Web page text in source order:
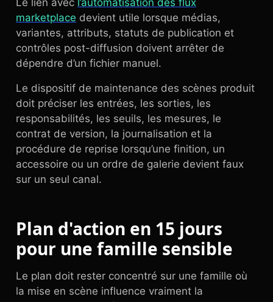
Le lien avec l’automatisation des flux
marketplace devient utile lorsque médias,
variantes, attributs, statuts de publication et
contrôles post-diffusion doivent arrêter de
dépendre d’un fichier manuel.
Le dispositif de maintenance des scènes produit
doit préciser les entrées, les sorties, les
responsabilités, les seuils, les mesures, le
contrat de version, la journalisation et la
procédure de reprise lorsqu’une finition, un
accessoire ou un ordre de galerie devient faux
sur un seul canal.
Plan d'action en 15 jours
pour une famille sensible
Le plan doit rester concentré sur une famille où
la mise en scène influence vraiment la